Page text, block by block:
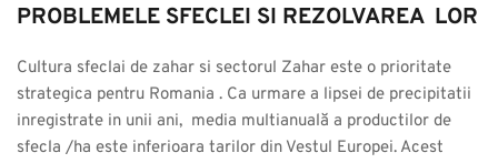
PROBLEMELE SFECLEI SI REZOLVAREA  LOR
Cultura sfeclai de zahar si sectorul Zahar este o prioritate
strategica pentru Romania . Ca urmare a lipsei de precipitatii
inregistrate in unii ani,  media multianuală a productilor de
sfecla /ha este inferioara tarilor din Vestul Europei. Acest